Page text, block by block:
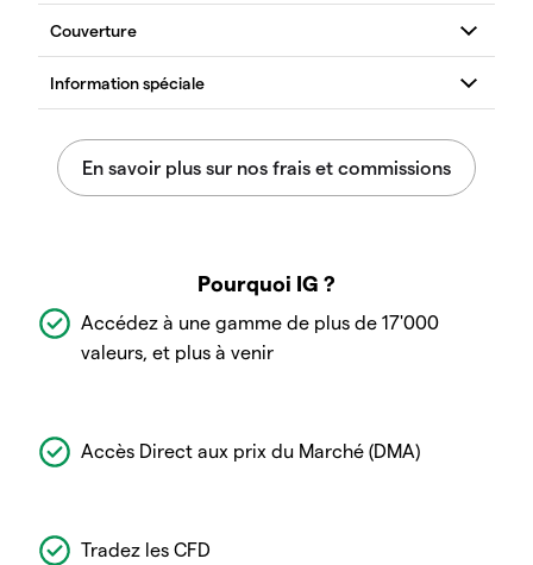
Pourquoi IG ?
Accédez à une gamme de plus de 17'000
valeurs, et plus à venir
Accès Direct aux prix du Marché (DMA)
Tradez les CFD